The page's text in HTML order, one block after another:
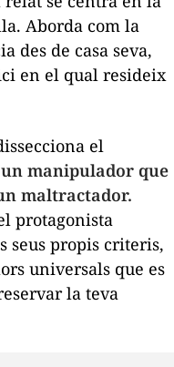
Aborda com la
des de casa seva,
en el qual resideix
el
manipulador que
maltractador.
protagonista
seus propis criteris,
universals que es
la teva